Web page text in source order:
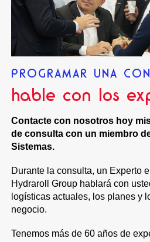
PROGRAMAR UNA
hable con los
Contacte con nosotros hoy
de consulta con un miembro
Sistemas.
Durante la consulta, un Experto
Hydraroll Group hablará con
logísticas actuales, los planes y
negocio.
Tenemos más de 60 años de